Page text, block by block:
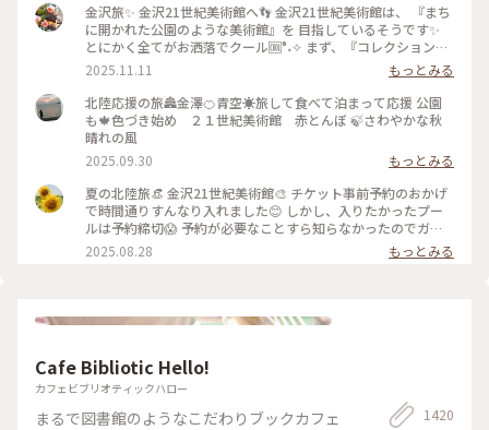
金沢旅✨ 金沢21世紀美術館へ👣 金沢21世紀美術館は、 『まち
に開かれた公園のような美術館』を 目指しているそうです✨
とにかく全てがお洒落でクール🆒°˖✧ まず、『コレクション展
2 文字の可能性』を鑑賞。 現代アート作品における「文字」
の表現に 焦点を当てて、文字が持つ可能性を 絵画、版画、
書、陶芸、映像など 様々な形式の作品を通して探求していま
す。 文字に関して多角的な視点から見た作品の数々、 こうい
う見方もあるんだ！と とても興味深かったです✨ また、
『SIDE CORE Living road, Living space / 生きている道、生き
るための場所』も鑑賞。 これは、アートチームSIDE COREの
展覧会で、 「道」や「移動」をテーマに、 ストリートカルチ
ャーの視点から 「異なる場所をつなぐ表現」、 「生きるため
の場所」を 美術館の中に創出することを目指しているそう✨
様々な角度から道や移動を見ている作品、 一体感もあってと
っても面白かったです！ 一日中いても楽しめる とっても素敵
所』 2025年10月18日(土) - 2026年3月15日(日) #金沢21世紀
#SIDECORELivingroadLivingspace/生きている道生きるため
の場所 #ことりっぷと一緒 #金沢 #金沢旅
2025.11.11
もっとみる
北陸応援の旅🏯金澤🍊青空☀️旅して食べて泊まって応援 公園
も🍁色づき始め ２１世紀美術館 赤とんぼ 🍃さわやかな秋
晴れの風
2025.09.30
もっとみる
夏の北陸旅👒 金沢21世紀美術館🎨‎ チケット事前予約のおかげ
で時間通りすんなり入れました😊 しかし、入りたかったプー
ルは予約締切😱 予約が必要なことすら知らなかったのでガッ
カリ💧 そうですよね、人気の美術館ですものね… そして雨の
ため、屋外でプールを上から覗くのも中止になっていました💧
み、上から覗くプールが見られるようになり急いで見学！ も
わいいラビットチェアや、憧れのアルネ・ヤコブセンデザイン
のアントチェアやスワンチェアに座れたのも満足✨ 女子トイレ
世紀美術館 #美術館 #金沢 #石川 #アートな景色
2025.08.28 もっとみる
Cafe Bibliotic Hello!
カフェビブリオティックハロー
まるで図書館のようなこだわりブックカフェ 1420